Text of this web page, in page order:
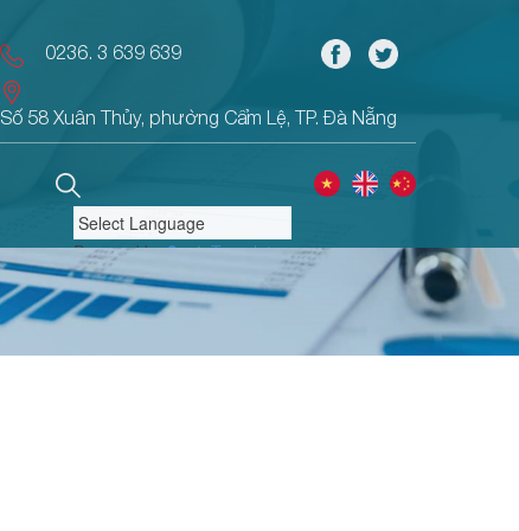
0236. 3 639 639
Số 58 Xuân Thủy, phường Cẩm Lệ, TP. Đà Nẵng
Powered by Translate